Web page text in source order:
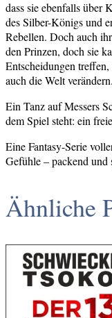
dass sie ebenfalls über
des Silber-Königs und
Rebellen. Doch auch
den Prinzen, doch sie
Entscheidungen
auch die Welt verändern.
Ein Tanz auf Messers
dem Spiel steht: ein
Eine Fantasy-Serie
Gefühle – packend und
Ähnliche